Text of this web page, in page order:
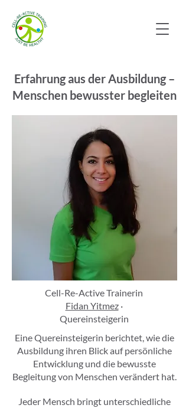
Erfahrung aus der Ausbildung –
Menschen bewusster begleiten
Cell-Re-Active Trainerin
Fidan Yitmez·
Quereinsteigerin
Eine Quereinsteigerin berichtet, wie die
Ausbildung ihren Blick auf persönliche
Entwicklung und die bewusste
Begleitung von Menschen verändert hat.
Jeder Mensch bringt unterschiedliche